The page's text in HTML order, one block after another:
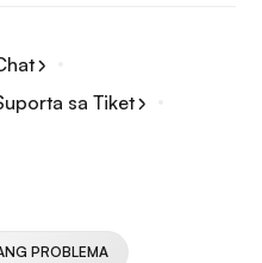
sa Tiket
PROBLEMA